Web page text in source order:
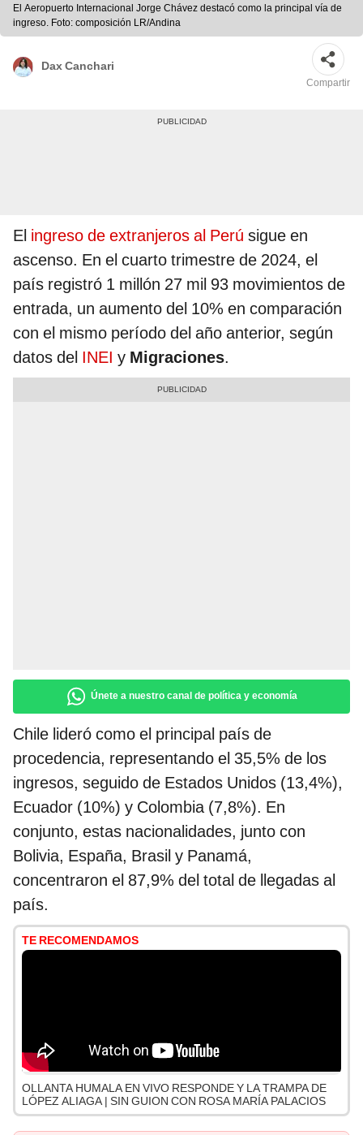
El Aeropuerto Internacional Jorge Chávez destacó como la principal vía de
ingreso. Foto: composición LR/Andina
Dax Canchari
Compartir
El ingreso de extranjeros al Perú sigue en
ascenso. En el cuarto trimestre de 2024, el
país registró 1 millón 27 mil 93 movimientos de
entrada, un aumento del 10% en comparación
con el mismo período del año anterior, según
datos del INEI y Migraciones.
Únete a nuestro canal de política y economía
Chile lideró como el principal país de
procedencia, representando el 35,5% de los
ingresos, seguido de Estados Unidos (13,4%),
Ecuador (10%) y Colombia (7,8%). En
conjunto, estas nacionalidades, junto con
Bolivia, España, Brasil y Panamá,
concentraron el 87,9% del total de llegadas al
país.
TE RECOMENDAMOS
OLLANTA HUMALA EN VIVO RESPONDE Y LA TRAMPA DE
LÓPEZ ALIAGA | SIN GUION CON ROSA MARÍA PALACIOS